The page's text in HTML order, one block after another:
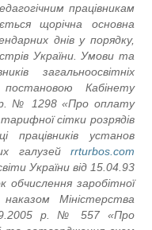
працівникам
щорічна основна
днів у порядку,
України. Умови та
загальноосвітніх
постановою Кабінету
р. № 1298 «Про оплату
тарифної сітки розрядів
працівників установ,
rrturbos.com
галузей
України від 15.04.93
заробітної
Міністерства
р. № 557 «Про